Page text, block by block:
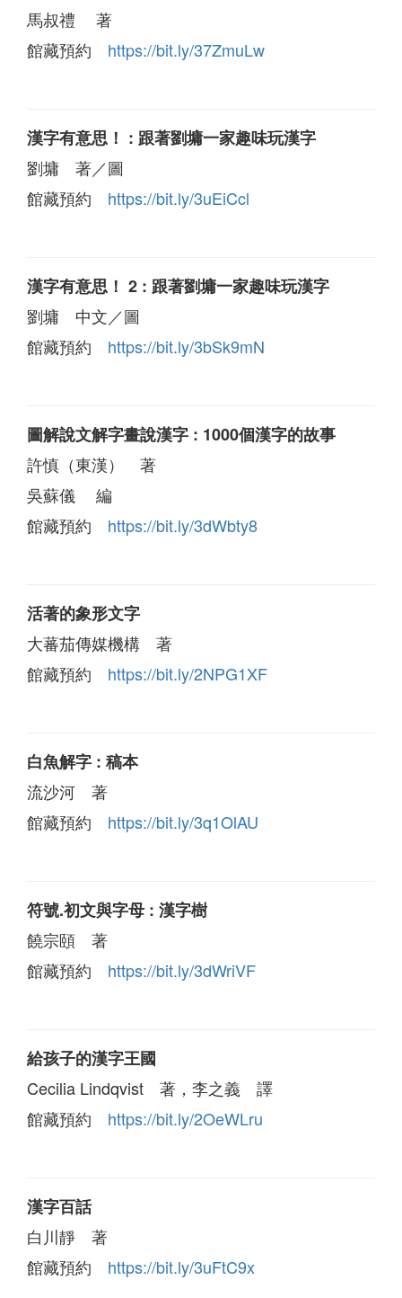
馬叔禮 著
館藏預約 https://bit.ly/37ZmuLw
漢字有意思！ : 跟著劉墉一家趣味玩漢字
劉墉 著／圖
館藏預約 https://bit.ly/3uEiCcl
漢字有意思！ 2 : 跟著劉墉一家趣味玩漢字
劉墉 中文／圖
館藏預約 https://bit.ly/3bSk9mN
圖解說文解字畫說漢字 : 1000個漢字的故事
許慎（東漢） 著
吳蘇儀 編
館藏預約 https://bit.ly/3dWbty8
活著的象形文字
大蕃茄傳媒機構 著
館藏預約 https://bit.ly/2NPG1XF
白魚解字 : 稿本
流沙河 著
館藏預約 https://bit.ly/3q1OlAU
符號.初文與字母 : 漢字樹
饒宗頤 著
館藏預約 https://bit.ly/3dWriVF
給孩子的漢字王國
Cecilia Lindqvist 著，李之義 譯
館藏預約 https://bit.ly/2OeWLru
漢字百話
白川靜 著
館藏預約 https://bit.ly/3uFtC9x